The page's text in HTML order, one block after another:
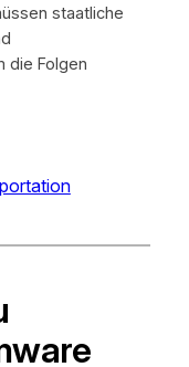
staatliche
die Folgen